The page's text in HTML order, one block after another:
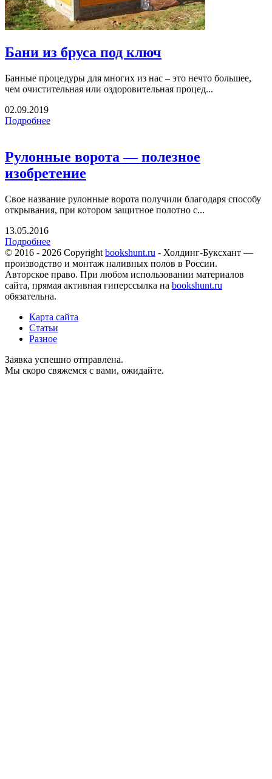
Бани из бруса под ключ
Банные процедуры для многих из нас – это нечто большее,
чем очистительная или оздоровительная процед...
02.09.2019
Подробнее
Рулонные ворота — полезное
изобретение
Свое название рулонные ворота получили благодаря способу
открывания, при котором защитное полотно с...
13.05.2016
Подробнее
© 2016 - 2026 Copyright bookshunt.ru - Холдинг-Буксхант —
производство и монтаж наливных полов в России.
Авторское право. При любом использовании материалов
сайта, прямая активная гиперссылка на bookshunt.ru
обязательна.
Карта сайта
Статьи
Разное
Заявка успешно отправлена.
Мы скоро свяжемся с вами, ожидайте.